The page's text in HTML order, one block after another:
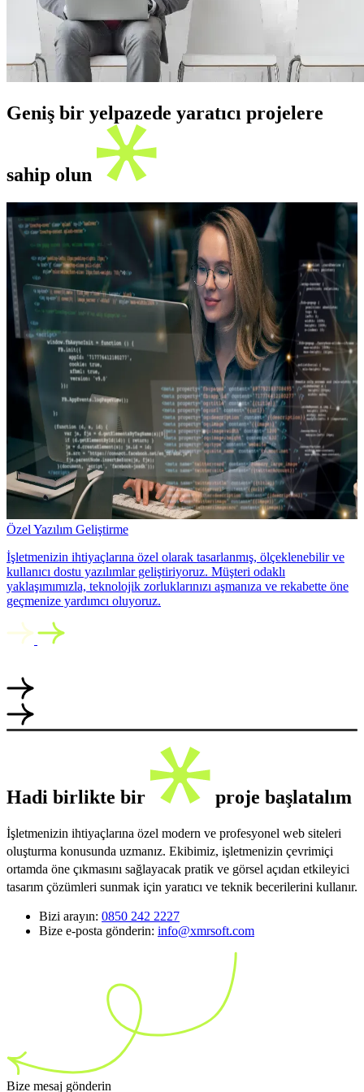
Geniş bir yelpazede yaratıcı projelere
sahip olun
Özel Yazılım Geliştirme
İşletmenizin ihtiyaçlarına özel olarak tasarlanmış, ölçeklenebilir ve
kullanıcı dostu yazılımlar geliştiriyoruz. Müşteri odaklı
yaklaşımımızla, teknolojik zorluklarınızı aşmanıza ve rekabette öne
geçmenize yardımcı oluyoruz.
Hadi birlikte bir proje başlatalım
İşletmenizin ihtiyaçlarına özel modern ve profesyonel web siteleri
oluşturma konusunda uzmanız. Ekibimiz, işletmenizin çevrimiçi
ortamda öne çıkmasını sağlayacak pratik ve görsel açıdan etkileyici
tasarım çözümleri sunmak için yaratıcı ve teknik becerilerini kullanır.
Bizi arayın: 0850 242 2227
Bize e-posta gönderin: info@xmrsoft.com
Bize mesaj gönderin